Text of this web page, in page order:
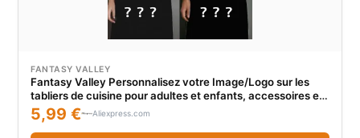
FANTASY VALLEY
Fantasy Valley Personnalisez votre Image/Logo sur les
tabliers de cuisine pour adultes et enfants, accessoires en
tissu imperméable et résistant à l'huile, tablier de
nettoyage
5,99 € Aliexpress.com